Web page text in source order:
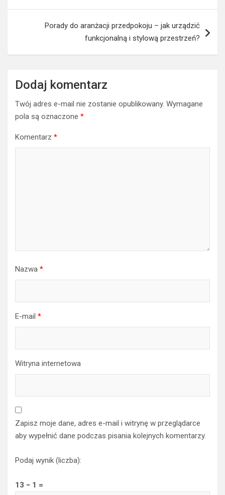
Porady do aranżacji przedpokoju – jak urządzić
funkcjonalną i stylową przestrzeń?
Dodaj komentarz
Twój adres e-mail nie zostanie opublikowany. Wymagane
pola są oznaczone *
Komentarz *
Nazwa *
E-mail *
Witryna internetowa
Zapisz moje dane, adres e-mail i witrynę w przeglądarce
aby wypełnić dane podczas pisania kolejnych komentarzy.
Podaj wynik (liczba):
13 − 1 =